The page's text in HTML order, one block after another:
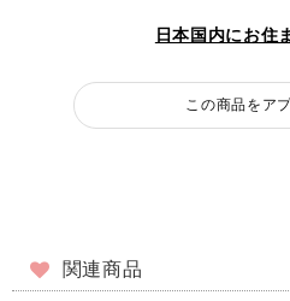
日本国内にお住
この商品をア
関連商品